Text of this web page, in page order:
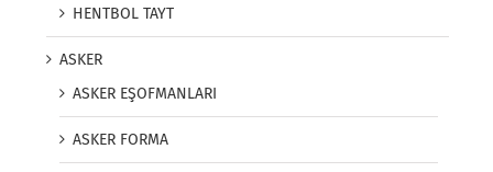
HENTBOL TAYT
ASKER
ASKER EŞOFMANLARI
ASKER FORMA